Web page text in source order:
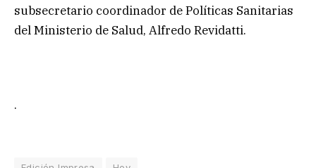
subsecretario coordinador de Políticas Sanitarias
del Ministerio de Salud, Alfredo Revidatti.
.